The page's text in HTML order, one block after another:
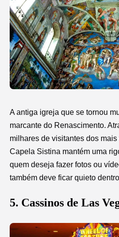
A antiga igreja que se tornou
marcante do Renascimento.
milhares de visitantes dos
Capela Sistina mantém uma
quem deseja fazer fotos ou
também deve ficar quieto
5. Cassinos de Las